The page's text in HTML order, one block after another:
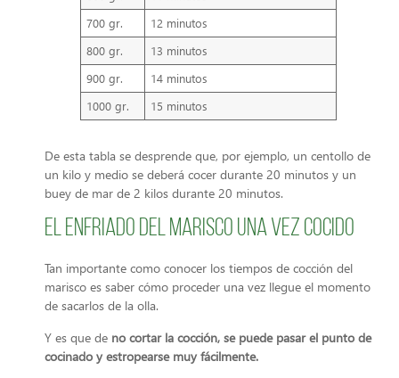
700 gr.
12 minutos
800 gr.
13 minutos
900 gr.
14 minutos
1000 gr.
15 minutos
De esta tabla se desprende que, por ejemplo, un centollo de
un kilo y medio se deberá cocer durante 20 minutos y un
buey de mar de 2 kilos durante 20 minutos.
El enfriado del marisco una vez cocido
Tan importante como conocer los tiempos de cocción del
marisco es saber cómo proceder una vez llegue el momento
de sacarlos de la olla.
Y es que de no cortar la cocción, se puede pasar el punto de
cocinado y estropearse muy fácilmente.